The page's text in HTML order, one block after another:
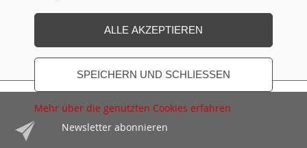
Newsletter abonnieren
ALLE AKZEPTIEREN
SPEICHERN UND SCHLIESSEN
Mehr über die genutzten Cookies erfahren